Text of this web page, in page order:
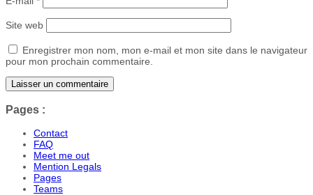
Site web
Enregistrer mon nom, mon e-mail et mon site dans le navigateur
pour mon prochain commentaire.
Pages :
Contact
FAQ
Meet me out
Mention Legals
Pages
Teams